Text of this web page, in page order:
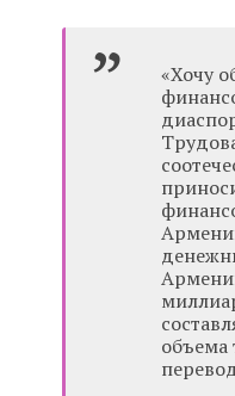
«Хочу
объема